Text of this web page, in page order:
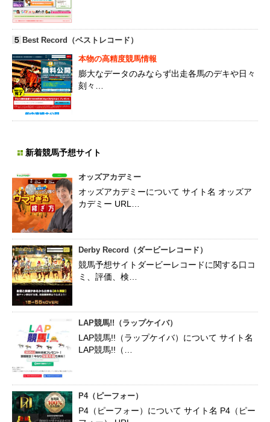
５ Best Record（ベストレコード）
本物の高精度競馬情報
膨大なデータのみならず出走各馬のデキや日々
刻々…
新着競馬予想サイト
オッズアカデミー
オッズアカデミーについて サイト名 オッズア
カデミー URL…
Derby Record（ダービーレコード）
競馬予想サイトダービーレコードに関する口コ
ミ、評価、検…
LAP競馬!!（ラップケイバ）
LAP競馬!!（ラップケイバ）について サイト名
LAP競馬!!（…
P4（ピーフォー）
P4（ピーフォー）について サイト名 P4（ピー